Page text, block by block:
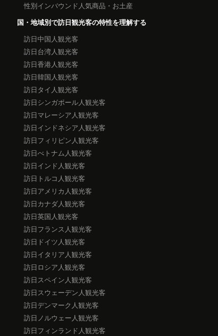
性別インバウンド人気商品・お土産
国・地域別で訪日観光客の特性を理解する
訪日中国人観光客
訪日台湾人観光客
訪日香港人観光客
訪日韓国人観光客
訪日タイ人観光客
訪日シンガポール人観光客
訪日マレーシア人観光客
訪日インドネシア人観光客
訪日フィリピン人観光客
訪日べトナム人観光客
訪日インド人観光客
訪日トルコ人観光客
訪日アメリカ人観光客
訪日カナダ人観光客
訪日英国人観光客
訪日フランス人観光客
訪日ドイツ人観光客
訪日イタリア人観光客
訪日ロシア人観光客
訪日スペイン人観光客
訪日スウェーデン人観光客
訪日デンマーク人観光客
訪日ノルウェー人観光客
訪日フィンランド人観光客